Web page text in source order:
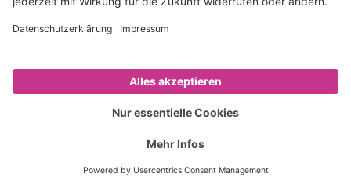
Packungsgröße, die sich ergeben hätte, wenn die verordnete Packung nach
Mit dieser Regelung entfallen für Sie hoffentlich Diskussionen mit Patientinnen
und Patienten, die im Falle einer Nichtverfügbarkeit bei Stückelung bzw.
Bei der Ermittlung und Taxierung der korrekten, nach Auffassung des DAVs
Versicherten unterstützt Sie die Kassensoftware Ihres
Als Ihr Rezeptabrechner helfen wir Ihnen bestmöglich bei diesen neuen